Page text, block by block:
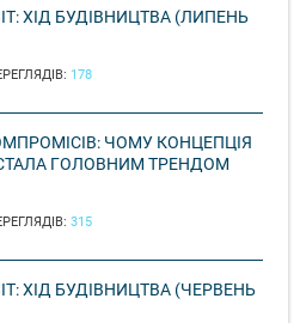
ХІД БУДІВНИЦТВА (ЛИПЕНЬ
178
ЧОМУ КОНЦЕПЦІЯ
СТАЛА ГОЛОВНИМ ТРЕНДОМ
315
ХІД БУДІВНИЦТВА (ЧЕРВЕНЬ